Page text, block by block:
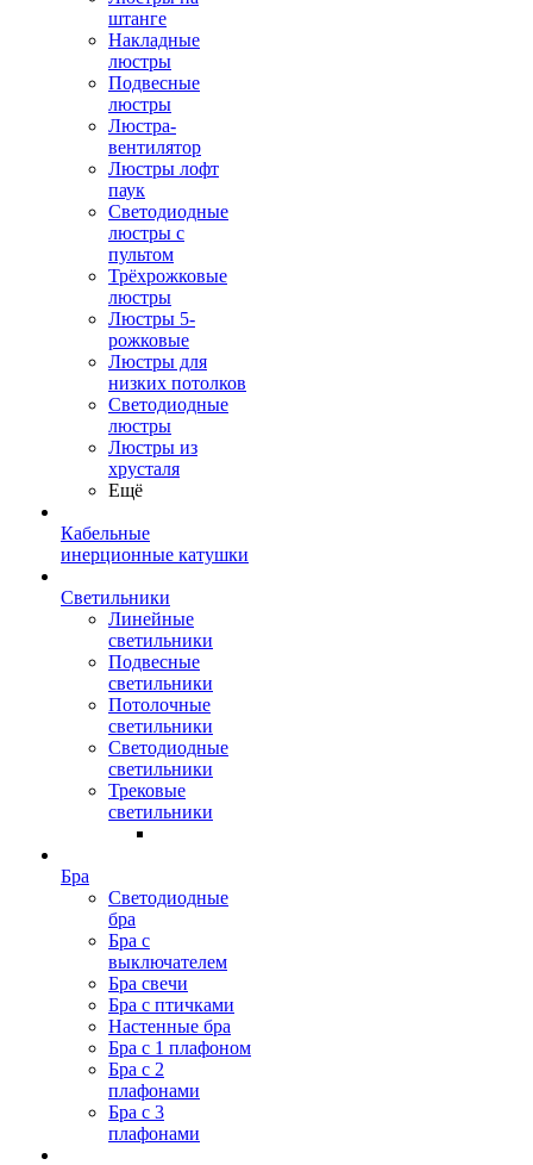
штанге
Накладные
люстры
Подвесные
люстры
Люстра-
вентилятор
Люстры лофт
паук
Светодиодные
люстры с
пультом
Трёхрожковые
люстры
Люстры 5-
рожковые
Люстры для
низких потолков
Cветодиодные
люстры
Люстры из
хрусталя
Ещё
Кабельные
инерционные катушки
Светильники
Линейные
светильники
Подвесные
светильники
Потолочные
светильники
Светодиодные
светильники
Трековые
светильники
Бра
Светодиодные
бра
Бра с
выключателем
Бра свечи
Бра с птичками
Настенные бра
Бра с 1 плафоном
Бра с 2
плафонами
Бра с 3
плафонами